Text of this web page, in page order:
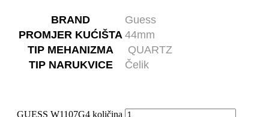
BRAND
Guess
PROMJER KUĆIŠTA 44mm
TIP MEHANIZMA
QUARTZ
TIP NARUKVICE
Čelik
GUESS W1107G4 količina